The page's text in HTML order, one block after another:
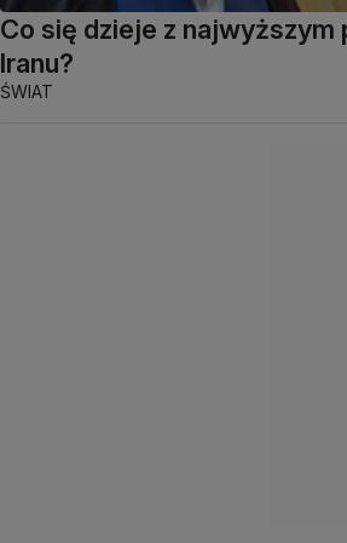
Co się dzieje z najwyższym
Iranu?
ŚWIAT